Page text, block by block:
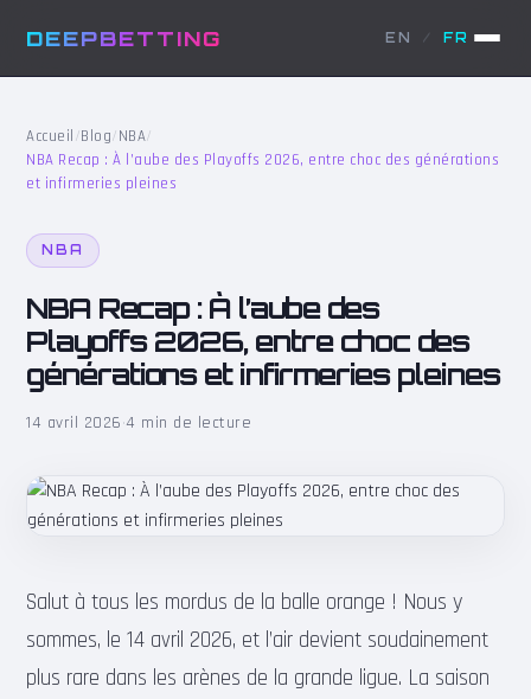
DEEPBETTING EN / FR
Accueil /Blog/NBA/
NBA Recap : À l’aube des Playoffs 2026, entre choc des générations
et infirmeries pleines
NBA
NBA Recap : À l’aube des
Playoffs 2026, entre choc des
générations et infirmeries pleines
14 avril 2026·4 min de lecture
Salut à tous les mordus de la balle orange ! Nous y
sommes, le 14 avril 2026, et l’air devient soudainement
plus rare dans les arènes de la grande ligue. La saison